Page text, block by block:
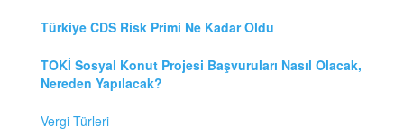
Türkiye CDS Risk Primi Ne Kadar Oldu
TOKİ Sosyal Konut Projesi Başvuruları Nasıl Olacak,
Nereden Yapılacak?
Vergi Türleri